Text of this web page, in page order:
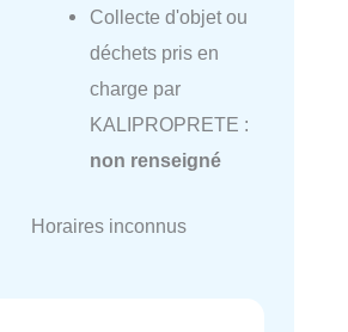
Collecte d'objet ou
déchets pris en
charge par
KALIPROPRETE :
non renseigné
Horaires inconnus